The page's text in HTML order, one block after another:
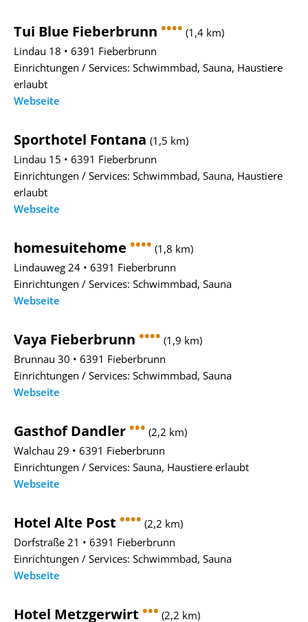
Tui Blue Fieberbrunn •••• (1,4 km)
Lindau 18 • 6391 Fieberbrunn
Einrichtungen / Services: Schwimmbad, Sauna, Haustiere
erlaubt
Webseite
Sporthotel Fontana (1,5 km)
Lindau 15 • 6391 Fieberbrunn
Einrichtungen / Services: Schwimmbad, Sauna, Haustiere
erlaubt
Webseite
homesuitehome •••• (1,8 km)
Lindauweg 24 • 6391 Fieberbrunn
Einrichtungen / Services: Schwimmbad, Sauna
Webseite
Vaya Fieberbrunn •••• (1,9 km)
Brunnau 30 • 6391 Fieberbrunn
Einrichtungen / Services: Schwimmbad, Sauna
Webseite
Gasthof Dandler ••• (2,2 km)
Walchau 29 • 6391 Fieberbrunn
Einrichtungen / Services: Sauna, Haustiere erlaubt
Webseite
Hotel Alte Post •••• (2,2 km)
Dorfstraße 21 • 6391 Fieberbrunn
Einrichtungen / Services: Schwimmbad, Sauna
Webseite
Hotel Metzgerwirt ••• (2,2 km)